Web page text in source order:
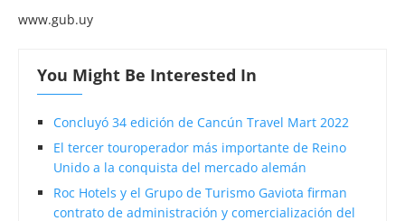
www.gub.uy
You Might Be Interested In
Concluyó 34 edición de Cancún Travel Mart 2022
El tercer touroperador más importante de Reino
Unido a la conquista del mercado alemán
Roc Hotels y el Grupo de Turismo Gaviota firman
contrato de administración y comercialización del